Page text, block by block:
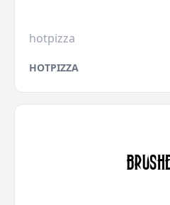
hotpizza
HOTPIZZA